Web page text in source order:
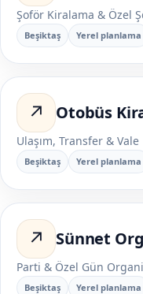
Şoför Kiralama & Özel
Beşiktaş Yerel planlama
↗ Otobüs
Ulaşım, Transfer & Vale
Beşiktaş Yerel planlama
↗ Sünnet
Parti & Özel Gün
Beşiktaş Yerel planlama